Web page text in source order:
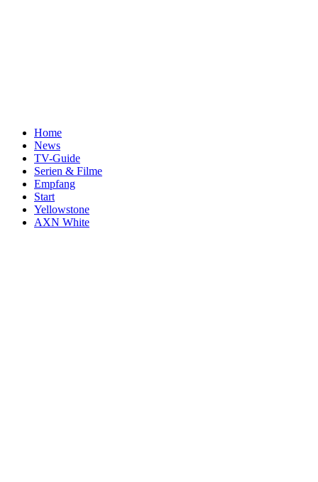
Home
News
TV-Guide
Serien & Filme
Empfang
Start
Yellowstone
AXN White